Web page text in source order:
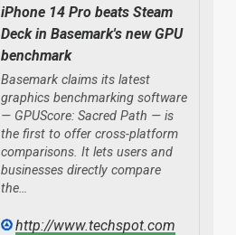
iPhone 14 Pro beats Steam
Deck in Basemark's new GPU
benchmark
Basemark claims its latest
graphics benchmarking software
— GPUScore: Sacred Path — is
the first to offer cross-platform
comparisons. It lets users and
businesses directly compare
the…
http://www.techspot.com